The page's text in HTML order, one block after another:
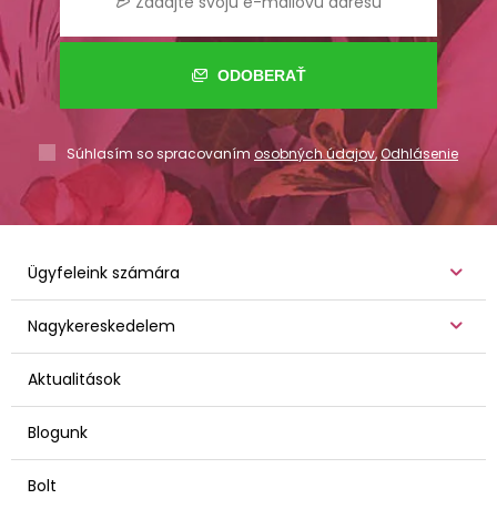
ODOBERAŤ
Súhlasím so spracovaním osobných údajov,Odhlásenie
Ügyfeleink számára
Nagykereskedelem
Aktualitások
Blogunk
Bolt